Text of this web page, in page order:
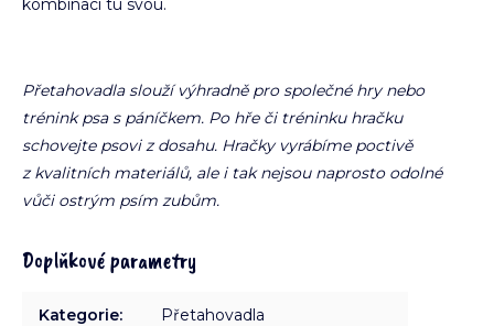
Přetahovadla slouží výhradně pro společné hry nebo
trénink psa s páníčkem. Po hře či tréninku hračku
schovejte psovi z dosahu. Hračky vyrábíme poctivě
z kvalitních materiálů, ale i tak nejsou naprosto odolné
vůči ostrým psím zubům.
Doplňkové parametry
Kategorie: Přetahovadla